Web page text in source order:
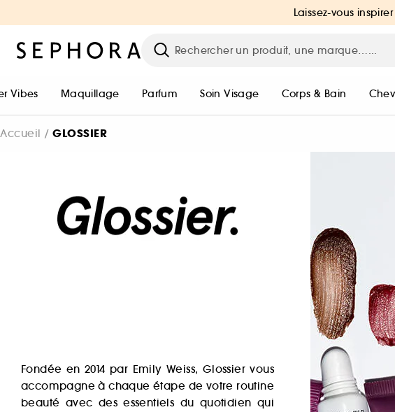
Laissez-vous
Vibes Maquillage Parfum Soin Visage Corps & Bain
Accueil GLOSSIER
Fondée en 2014 par Emily Weiss, Glossier vous
accompagne à chaque étape de votre routine
beauté avec des essentiels du quotidien qui